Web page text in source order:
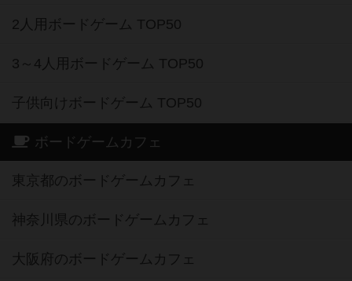
2人用ボードゲーム TOP50
3～4人用ボードゲーム TOP50
子供向けボードゲーム TOP50
ボードゲームカフェ
東京都のボードゲームカフェ
神奈川県のボードゲームカフェ
大阪府のボードゲームカフェ